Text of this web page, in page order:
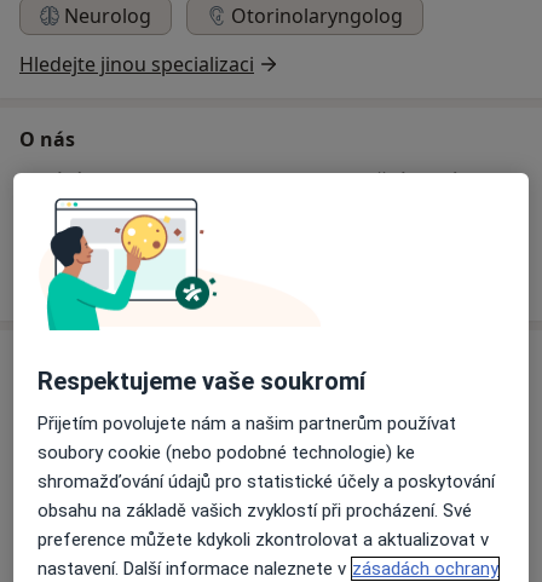
Neurolog
Otorinolaryngolog
Hledejte jinou specializaci
O nás
Zabýváme se problematikou, onemocněními a úrazy
specifickými pro stavebnictví a průmysl, takže
dostatečně a podrobně známe problematiku a
algoritmus prací jednotlivých profesí.
Praktický lékař
MUDr. Tomáš Roith
Praktický lékař
Respektujeme vaše soukromí
Přijetím povolujete nám a našim partnerům používat
soubory cookie (nebo podobné technologie) ke
shromažďování údajů pro statistické účely a poskytování
obsahu na základě vašich zvyklostí při procházení. Své
preference můžete kdykoli zkontrolovat a aktualizovat v
nastavení. Další informace naleznete v zásadách ochrany